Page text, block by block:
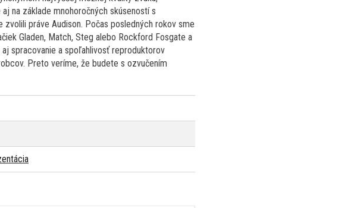
na základe mnohoročných skúseností s
práve Audison. Počas posledných rokov sme
Gladen, Match, Steg alebo Rockford Fosgate a
spracovanie a spoľahlivosť reproduktorov
Preto veríme, že budete s ozvučením